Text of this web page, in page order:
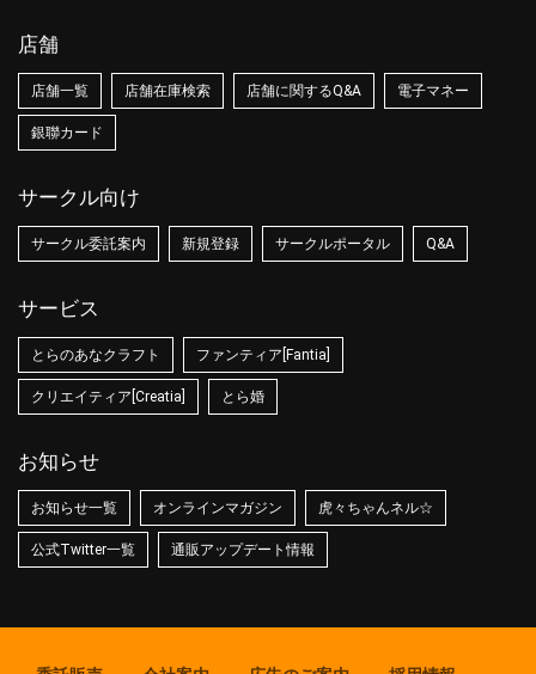
店舗
店舗一覧 店舗在庫検索 店舗に関するQ&A 電子マネー
銀聯カード
サークル向け
サークル委託案内 新規登録 サークルポータル Q&A
サービス
とらのあなクラフト ファンティア[Fantia]
クリエイティア[Creatia] とら婚
お知らせ
お知らせ一覧 オンラインマガジン 虎々ちゃんネル☆
公式Twitter一覧 通販アップデート情報